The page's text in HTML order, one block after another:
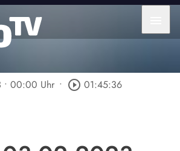
• 00:00 Uhr • play_circle_outline 01:45:36